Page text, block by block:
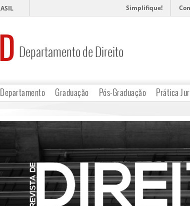
Simplifique!
Departamento de Direito
Graduação Pós-Graduação Prática